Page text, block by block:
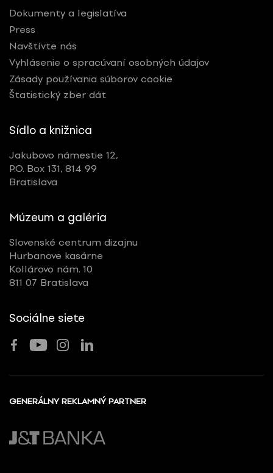
Dokumenty a legislatíva
Press
Navštívte nás
Vyhlásenie o spracúvaní osobných údajov
Zásady používania súborov cookie
Štatistický zber dát
Sídlo a knižnica
Jakubovo námestie 12,
P.O. Box 131, 814 99
Bratislava
Múzeum a galéria
Slovenské centrum dizajnu
Hurbanove kasárne
Kollárovo nám. 10
811 07 Bratislava
Sociálne siete
GENERÁLNY REKLAMNÝ PARTNER